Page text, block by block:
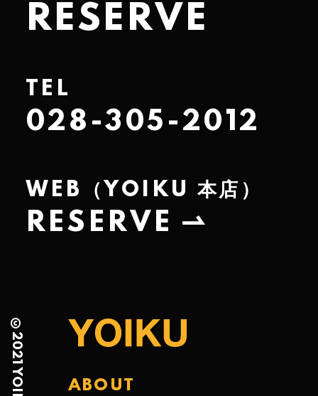
RESERVE
TEL
028-305-2012
WEB（YOIKU 本店）
RESERVE
ABOUT
©︎2021 YOIKU